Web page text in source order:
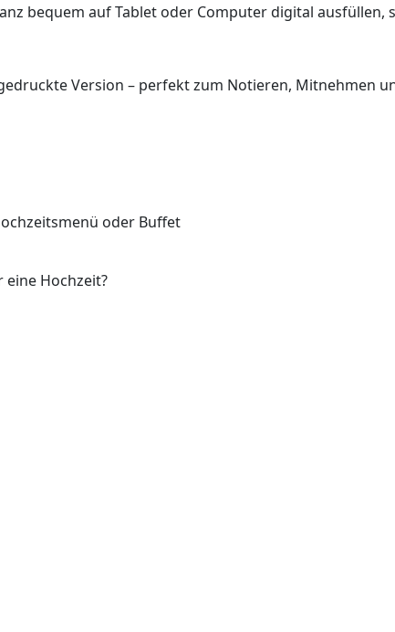
bequem auf Tablet oder Computer digital
Version – perfekt zum Notieren, Mitnehmen
oder Buffet
Hochzeit?